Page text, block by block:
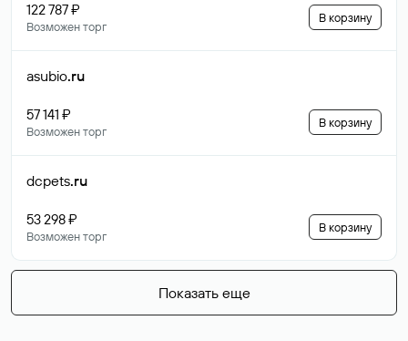
122 787 ₽
Возможен торг
В корзину
asubio.ru
57 141 ₽
Возможен торг
В корзину
dcpets.ru
53 298 ₽
Возможен торг
В корзину
Показать еще